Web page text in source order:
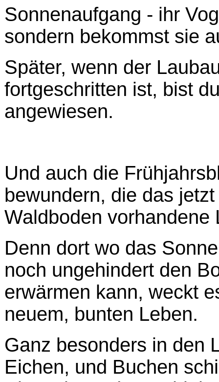
Sonnenaufgang - ihr
sondern bekommst sie
Später, wenn der
fortgeschritten ist, bist
angewiesen.
Und auch die
bewundern, die das
Waldboden vorhandene
Denn dort wo das
noch ungehindert den
erwärmen kann, weckt
neuem, bunten Leben.
Ganz besonders in den
Eichen, und Buchen